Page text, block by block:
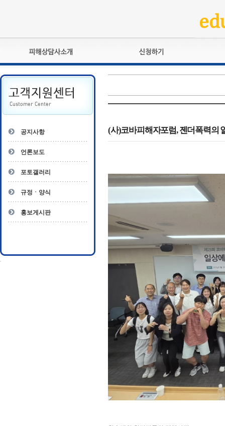
피해상담사란?
자격관리규정
상담사 자격증 확인
- 피해상담사 1급
- 전문수련감독자
- 전문수련기관
교육훈련
자격복원
공지사항
언론보도
포토갤러리
규정ㆍ양식
홍보게시판
(사)코바피해자포럼, 젠더폭력의